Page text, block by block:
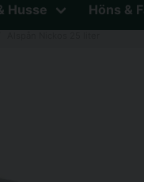
Husse Höns &